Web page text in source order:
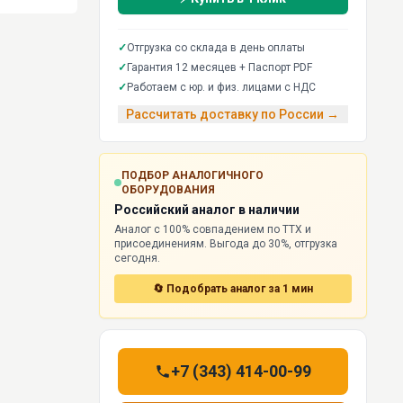
✓Отгрузка со склада в день оплаты
✓ Гарантия 12 месяцев + Паспорт PDF
✓ Работаем с юр. и физ. лицами с НДС
Рассчитать доставку по России →
ПОДБОР АНАЛОГИЧНОГО
ОБОРУДОВАНИЯ
Российский аналог в наличии
Аналог с 100% совпадением по ТТХ и
присоединениям. Выгода до 30%, отгрузка
сегодня.
🔄 Подобрать аналог за 1 мин
+7 (343) 414-00-99